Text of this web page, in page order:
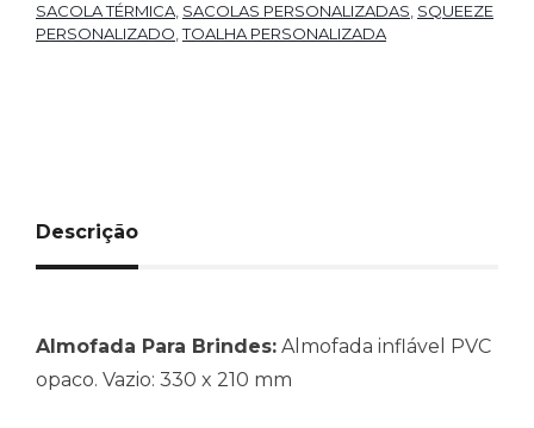
SACOLA TÉRMICA, SACOLAS PERSONALIZADAS, SQUEEZE
PERSONALIZADO,TOALHA PERSONALIZADA
Descrição
Almofada Para Brindes: Almofada inflável PVC
opaco. Vazio: 330 x 210 mm